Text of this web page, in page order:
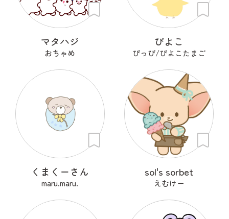
マタハジ
おちゃめ
ぴよこ
ぴっぴ/ぴよこたまご
くまくーさん
maru.maru.
sol's sorbet
えむけー